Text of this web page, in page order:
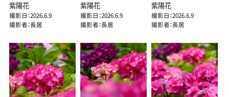
紫陽花
撮影日：2026.6.9
撮影者：長居
紫陽花
撮影日：2026.6.9
撮影者：長居
紫陽花
撮影日：2026.6.9
撮影者：長居